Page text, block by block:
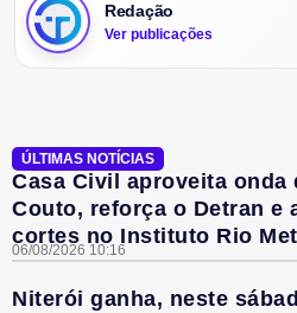
Redação
Ver publicações
ÚLTIMAS NOTÍCIAS
Casa Civil aproveita onda
Couto, reforça o Detran e
cortes no Instituto Rio
06/08/2026 10:16
Niterói ganha, neste